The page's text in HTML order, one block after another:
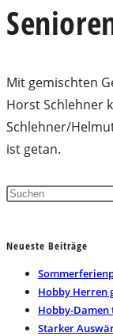
Mit gemischten
Horst Schlehner
Schlehner/
ist getan.
Neueste Beiträge
Hobby Herren
Hobby-Damen
Starker